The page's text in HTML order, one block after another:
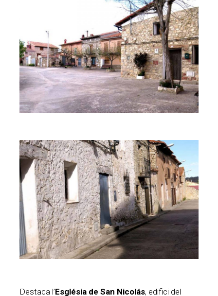
Destaca l’Església de San Nicolás, edifici del